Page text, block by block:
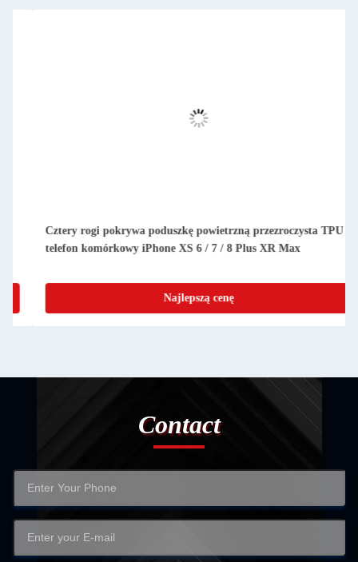
1mm TPU z tyłu Fundacja telefoniczna przezroczysta
Fundacja telefoniczna dla iPhone'a XS XR Max
Najlepszą cenę
Contact